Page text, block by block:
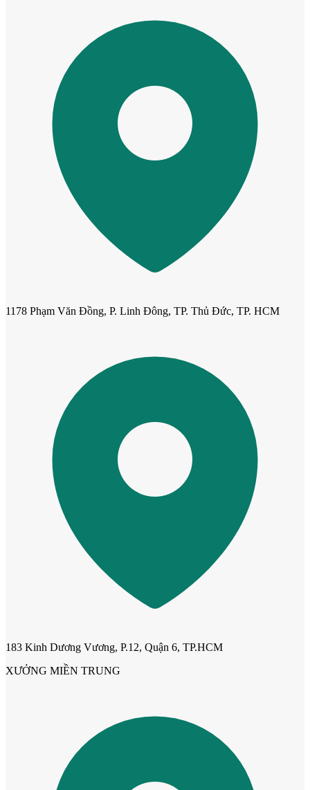
Cửa lùa
1178 Phạm Văn Đồng, P. Linh Đông, TP. Thủ Đức, TP. HCM
183 Kinh Dương Vương, P.12, Quận 6, TP.HCM
XƯỞNG MIỀN TRUNG